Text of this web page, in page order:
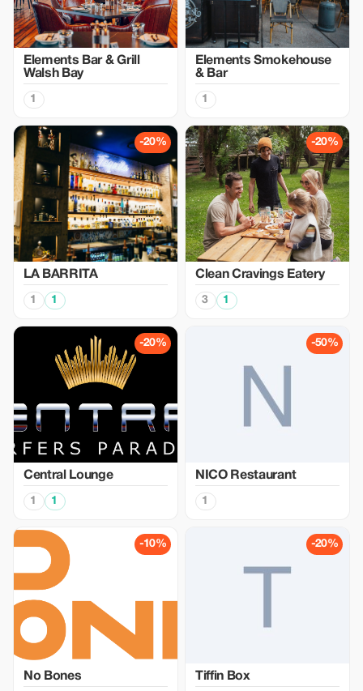
Elements Bar & Grill
Walsh Bay
1
Elements Smokehouse
& Bar
1
-20%
LA BARRITA
1 1
-20%
Clean Cravings Eatery
3 1
-20%
Central Lounge
1 1
-50%
NICO Restaurant
1
-10%
No Bones
-20%
Tiffin Box